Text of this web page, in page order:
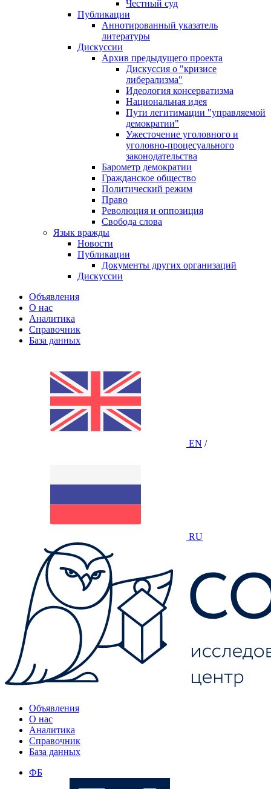
Честный суд
Публикации
Аннотированный указатель
литературы
Дискуссии
Архив предыдущего проекта
Дискуссия о "кризисе
либерализма"
Идеология консерватизма
Национальная идея
Пути легитимации "управляемой
демократии"
Ужесточение уголовного и
уголовно-процесуального
законодательства
Барометр демократии
Гражданское общество
Политический режим
Право
Революция и оппозиция
Свобода слова
Язык вражды
Новости
Публикации
Документы других организаций
Дискуссии
Объявления
О нас
Аналитика
Справочник
База данных
EN /
RU
Объявления
О нас
Аналитика
Справочник
База данных
ФБ